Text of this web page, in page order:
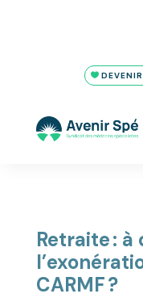
Retraite : à
CARMF ?